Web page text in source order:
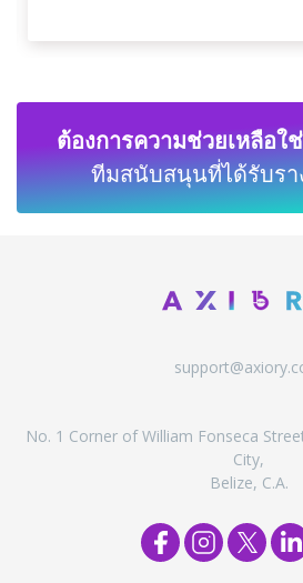
ต้องการความช่วยเหลือใ
ทีมสนับสนุนที่ได้รับรา
No. 1 Corner of William Fonseca
City,
Belize, C.A.